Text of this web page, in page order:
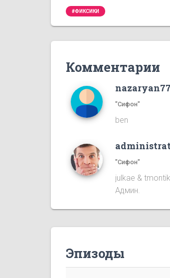
#ФИКСИКИ
Комментарии
"Сифон"
ben
"Сифон"
julkae &
Админ.
Эпизоды